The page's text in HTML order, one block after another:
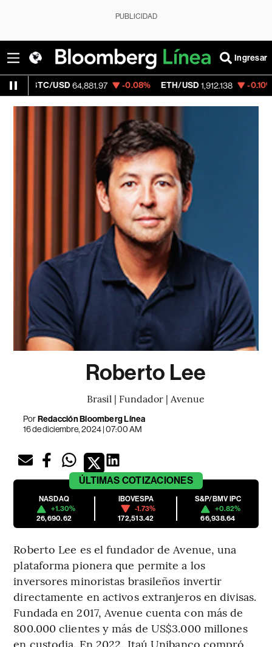
PUBLICIDAD
Ingresar
BTC/USD 64,881.97 -0.08% ETH/USD 1,912.138 -0.10%
Roberto Lee
Brasil | Fundador | Avenue
PorRedacción Bloomberg Línea
16 de diciembre, 2024 | 07:00 AM
ÚLTIMAS COTIZACIONES
NASDAQ
+1.30%
26,690.62
IBOVESPA
-1.73%
172,513.42
S&P/BMV IPC
+0.82%
66,938.64
Roberto Lee es el fundador de Avenue, una
plataforma pionera que permite a los
inversores minoristas brasileños invertir
directamente en activos extranjeros en divisas.
Fundada en 2017, Avenue cuenta con más de
800.000 clientes y más de US$3.000 millones
en custodia. En 2022, Itaú Unibanco compró